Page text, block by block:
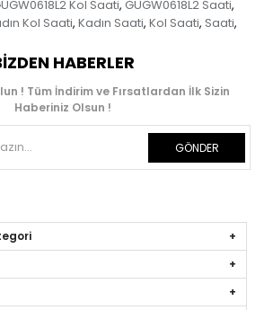
Kol Saati, GUGW0618L2 Saati,
Kol Saati, Kadın Saati, Kol Saati, Saati,
HABERLER
! Tüm İndirim ve Fırsatlardan İlk Sizin
Haberiniz Olsun !
GÖNDER